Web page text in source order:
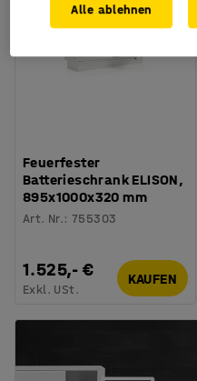
Feuerfester
Batterieschrank ELISON,
895x1000x320 mm
Art. Nr.:755303
1.525,- €
Exkl. USt.
KAUFEN
Alle ablehnen